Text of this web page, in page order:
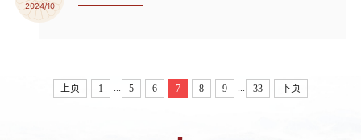
2024/10
上页 1 5 6 7 8 9 33 下页